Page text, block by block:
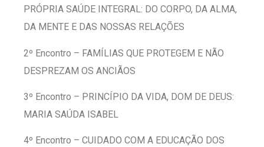
PRÓPRIA SAÚDE INTEGRAL: DO CORPO, DA ALMA,
DA MENTE E DAS NOSSAS RELAÇÕES
2º Encontro – FAMÍLIAS QUE PROTEGEM E NÃO
DESPREZAM OS ANCIÃOS
3º Encontro – PRINCÍPIO DA VIDA, DOM DE DEUS:
MARIA SAÚDA ISABEL
4º Encontro – CUIDADO COM A EDUCAÇÃO DOS